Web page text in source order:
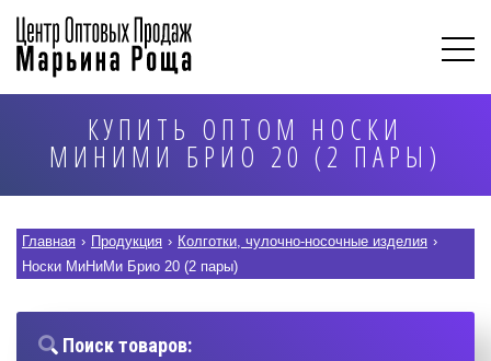
КУПИТЬ ОПТОМ НОСКИ
МИНИМИ БРИО 20 (2 ПАРЫ)
Главная › Продукция › Колготки, чулочно-носочные изделия ›
Носки МиНиМи Брио 20 (2 пары)
Поиск товаров: